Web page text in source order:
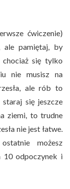
ćwiczenie)
ale pamiętaj, by
chociaż się tylko
nie musisz na
ale rób to
się jeszcze
ziemi, to trudne
nie jest łatwe.
możesz
10 odpoczynek i